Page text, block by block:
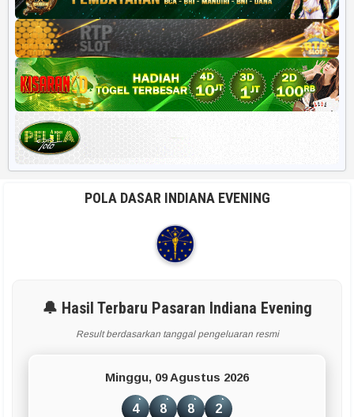
POLA DASAR INDIANA EVENING
🔔 Hasil Terbaru Pasaran Indiana Evening
Result berdasarkan tanggal pengeluaran resmi
Minggu, 09 Agustus 2026
4 8 8 2